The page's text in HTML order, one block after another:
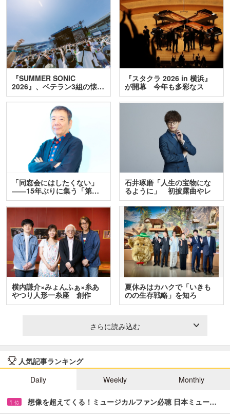
『SUMMER SONIC
2026』、ベテラン3組の懐…
『スタクラ 2026 in 横浜』
が開幕 今年も多彩なス
テ…
「同窓会にはしたくない」
――15年ぶりに集う「第…
石井琢磨「人生の宝物にな
るように」 初披露曲やレ
ア…
横内謙介×みょんふぁ×糸あ
やつり人形一糸座 創作
人…
夏休みはカハクで「いきも
のの生存戦略」を知ろ
う！ …
さらに読み込む
人気記事ランキング
Daily
Weekly Monthly
1 位 想像を超えてくる！ミュージカルファン必聴 日本ミュー…